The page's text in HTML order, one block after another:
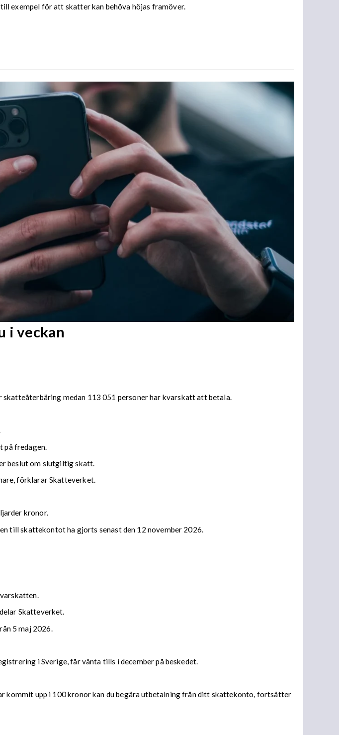
exempel för att skatter kan behöva höjas framöver.
i veckan
medan 113 051 personer har kvarskatt att betala.
på fredagen.
beslut om slutgiltig skatt.
förklarar Skatteverket.
kronor.
till skattekontot ha gjorts senast den 12 november 2026.
Skatteverket.
5 maj 2026.
i Sverige, får vänta tills i december på beskedet.
kommit upp i 100 kronor kan du begära utbetalning från ditt skattekonto, fortsätter